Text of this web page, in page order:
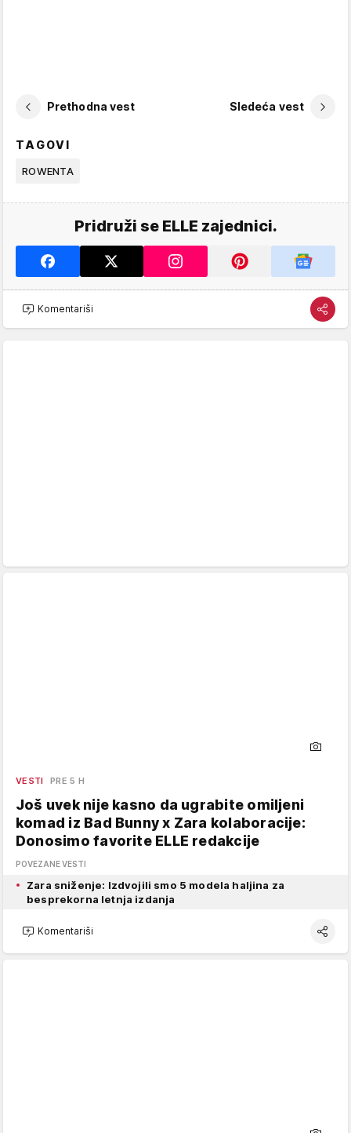
Prethodna vest Sledeća vest
TAGOVI
ROWENTA
Pridruži se ELLE zajednici.
Komentariši
VESTI PRE 5 H
Još uvek nije kasno da ugrabite omiljeni
komad iz Bad Bunny x Zara kolaboracije:
Donosimo favorite ELLE redakcije
POVEZANE VESTI
Zara sniženje: Izdvojili smo 5 modela haljina za
besprekorna letnja izdanja
Komentariši